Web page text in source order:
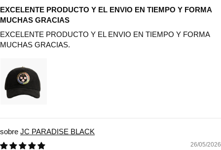
EXCELENTE PRODUCTO Y EL ENVIO EN TIEMPO Y FORMA
MUCHAS GRACIAS
EXCELENTE PRODUCTO Y EL ENVIO EN TIEMPO Y FORMA
MUCHAS GRACIAS.
JC PARADISE BLACK
26/05/2026